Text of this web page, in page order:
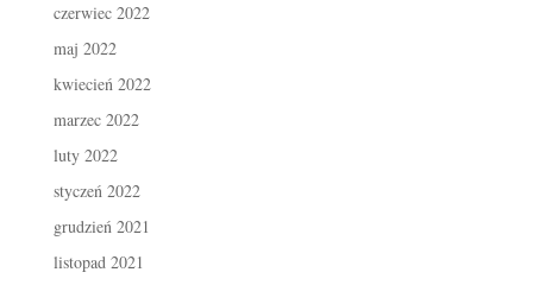
czerwiec 2022
maj 2022
kwiecień 2022
marzec 2022
luty 2022
styczeń 2022
grudzień 2021
listopad 2021